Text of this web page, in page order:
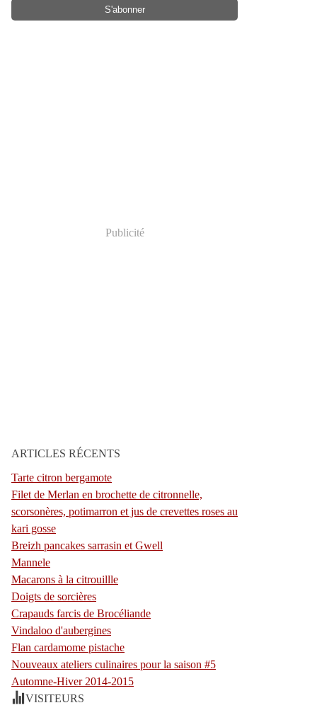
Publicité
ARTICLES RÉCENTS
Tarte citron bergamote
Filet de Merlan en brochette de citronnelle,
scorsonères, potimarron et jus de crevettes roses au
kari gosse
Breizh pancakes sarrasin et Gwell
Mannele
Macarons à la citrouillle
Doigts de sorcières
Crapauds farcis de Brocéliande
Vindaloo d'aubergines
Flan cardamome pistache
Nouveaux ateliers culinaires pour la saison #5
Automne-Hiver 2014-2015
VISITEURS